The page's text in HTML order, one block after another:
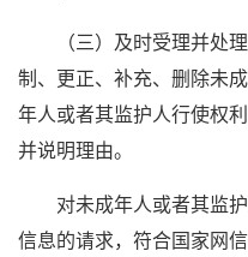
（三）及时受理并处
制、更正、补充、删除未
年人或者其监护人行使权
并说明理由。
对未成年人或者其监
信息的请求，符合国家网